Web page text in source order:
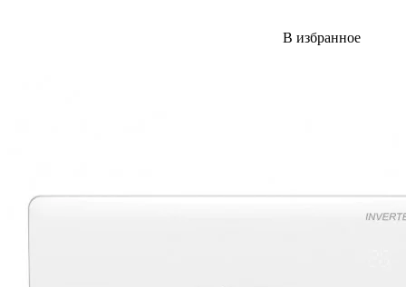
В избранное